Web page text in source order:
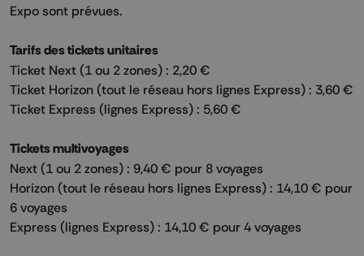
Expo sont prévues.
Tarifs des tickets unitaires
Ticket Next (1 ou 2 zones) : 2,20 €
Ticket Horizon (tout le réseau hors lignes Express) : 3,60 €
Ticket Express (lignes Express) : 5,60 €​
Tickets multivoyages
Next (1 ou 2 zones) : 9,40 € pour 8 voyages
Horizon (tout le réseau hors lignes Express) : 14,10 € pour
6 voyages
Express (lignes Express) : 14,10 € pour 4 voyages​